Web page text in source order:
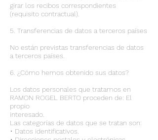
girar los recibos correspondientes
(requisito contractual).
5. Transferencias de datos a terceros países
No están previstas transferencias de datos
a terceros países.
6. ¿Cómo hemos obtenido sus datos?
Los datos personales que tratamos en
RAMON ROGEL BERTO proceden de: El
propio
interesado.
Las categorías de datos que se tratan son:
• Datos identificativos.